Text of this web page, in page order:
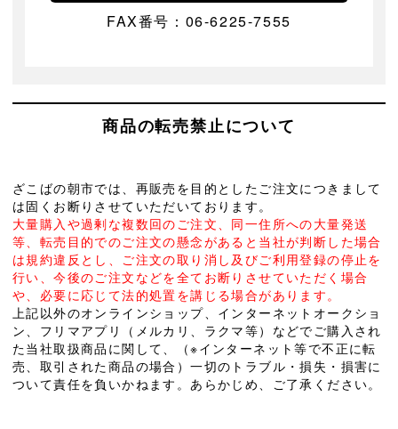
FAX番号：06-6225-7555
商品の転売禁止について
ざこばの朝市では、再販売を目的としたご注文につきまして
は固くお断りさせていただいております。
大量購入や過剰な複数回のご注文、同一住所への大量発送
等、転売目的でのご注文の懸念があると当社が判断した場合
は規約違反とし、ご注文の取り消し及びご利用登録の停止を
行い、今後のご注文などを全てお断りさせていただく場合
や、必要に応じて法的処置を講じる場合があります。
上記以外のオンラインショップ、インターネットオークショ
ン、フリマアプリ（メルカリ、ラクマ等）などでご購入され
た当社取扱商品に関して、（※インターネット等で不正に転
売、取引された商品の場合）一切のトラブル・損失・損害に
ついて責任を負いかねます。あらかじめ、ご了承ください。